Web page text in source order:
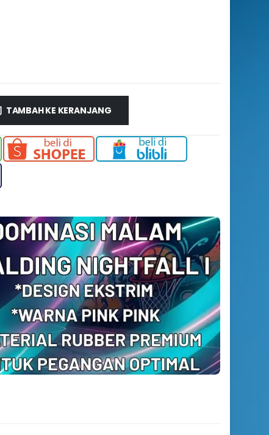
TAMBAH KE KERANJANG